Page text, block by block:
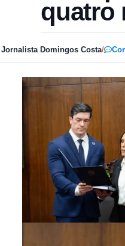
quatro
Domingos Costa/